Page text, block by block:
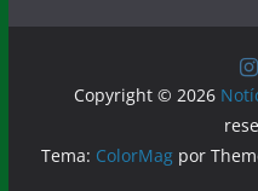
Copyright © 2026
Tema: ColorMagpor